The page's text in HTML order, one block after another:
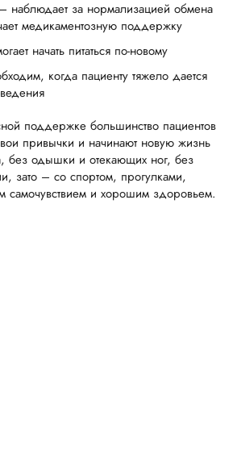
наблюдает за нормализацией обмена
медикаментозную поддержку
начать питаться по-новому
когда пациенту тяжело дается
поддержке большинство пациентов
привычки и начинают новую жизнь
без одышки и отекающих ног, без
зато – со спортом, прогулками,
самочувствием и хорошим здоровьем.